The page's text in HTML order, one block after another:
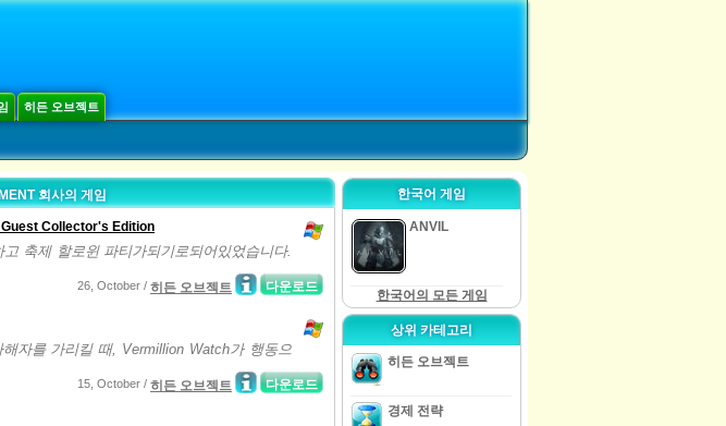
히든 오브젝트
회사의 게임
Collector's Edition
축제 할로윈 파티가되기로되어있었습니다.
다운로드
26, October / 히든 오브젝트
자를 가리킬 때, Vermillion Watch가 행동으
다운로드
15, October / 히든 오브젝트
한국어 게임
ANVIL
한국어의 모든 게임
상위 카테고리
히든 오브젝트
경제 전략